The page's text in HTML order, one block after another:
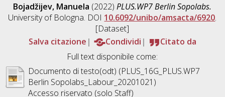
Bojadžijev, Manuela (2022)PLUS.WP7 Berlin Sopolabs.
University of Bologna. DOI 10.6092/unibo/amsacta/6920.
[Dataset]
Salva citazione
Condividi
Citato da
Full text disponibile come:
Documento di testo(odt) (PLUS_16G_PLUS.WP7
Berlin Sopolabs_Labour_20201021)
Accesso riservato (solo Staff)